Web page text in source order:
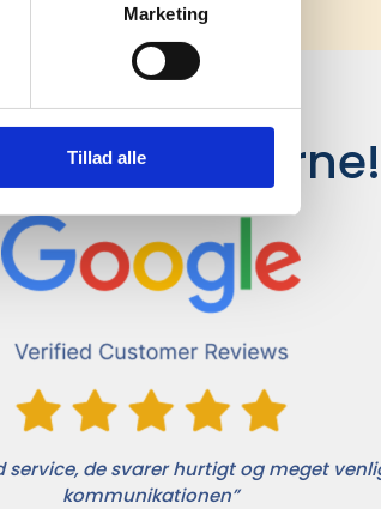
Marketing
Tillad alle
siger kunderne!
service, de svarer hurtigt og meget
kommunikationen”